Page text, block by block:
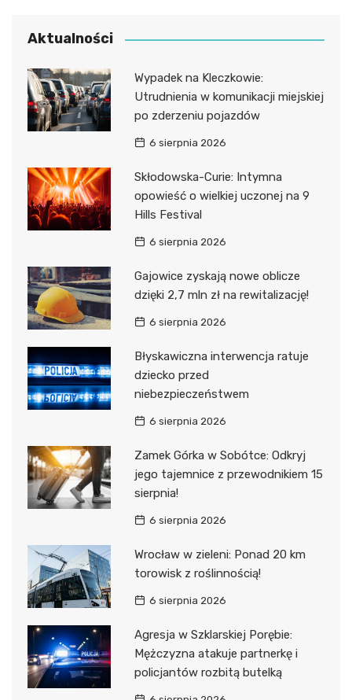
Aktualności
Wypadek na Kleczkowie:
Utrudnienia w komunikacji miejskiej
po zderzeniu pojazdów
6 sierpnia 2026
Skłodowska-Curie: Intymna
opowieść o wielkiej uczonej na 9
Hills Festival
6 sierpnia 2026
Gajowice zyskają nowe oblicze
dzięki 2,7 mln zł na rewitalizację!
6 sierpnia 2026
Błyskawiczna interwencja ratuje
dziecko przed
niebezpieczeństwem
6 sierpnia 2026
Zamek Górka w Sobótce: Odkryj
jego tajemnice z przewodnikiem 15
sierpnia!
6 sierpnia 2026
Wrocław w zieleni: Ponad 20 km
torowisk z roślinnością!
6 sierpnia 2026
Agresja w Szklarskiej Porębie:
Mężczyzna atakuje partnerkę i
policjantów rozbitą butelką